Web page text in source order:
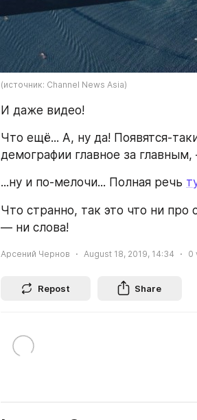
(источник: Channel News Asia)
И даже видео!
Что ещё... А, ну да! Появятся-
демографии главное за
...ну и по-мелочи... Полная речь
Что странно, так это что ни
— ни слова!
Арсений Чернов August 18, 2019, 14:34 0
Repost Share